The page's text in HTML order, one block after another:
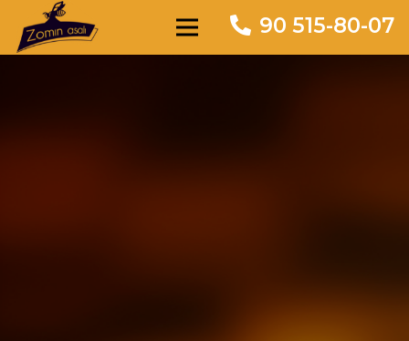
90 515-80-07